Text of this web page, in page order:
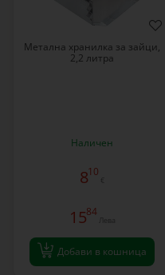
Метална хранилка за зайци,
2,2 литра
Наличен
810
€
1584
Лева
Добави в кошница